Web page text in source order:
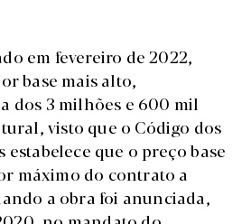
em fevereiro de 2022,
base mais alto,
dos 3 milhões e 600 mil
visto que o Código dos
estabelece que o preço base
máximo do contrato a
a obra foi anunciada,